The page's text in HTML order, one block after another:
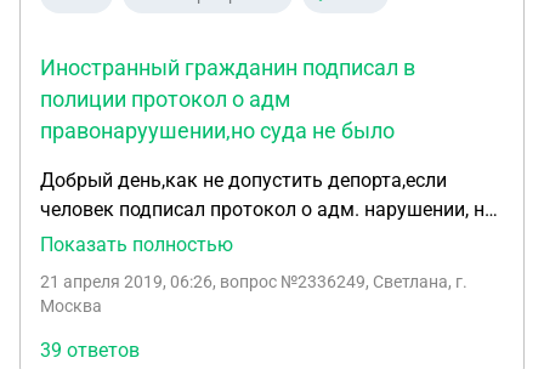
Иностранный гражданин подписал в
полиции протокол о адм
правонаруушении,но суда не было
Добрый день,как не допустить депорта,если
человек подписал протокол о адм. нарушении, но
суда не было?Умоляю,помогите,так как я жду
он работает по патенту(регистрация и патент
РФ. В полицию забрали его по моему звонку. Он
Показать полностью
21 апреля 2019, 06:26, вопрос №2336249, Светлана, г.
Москва
39 ответов